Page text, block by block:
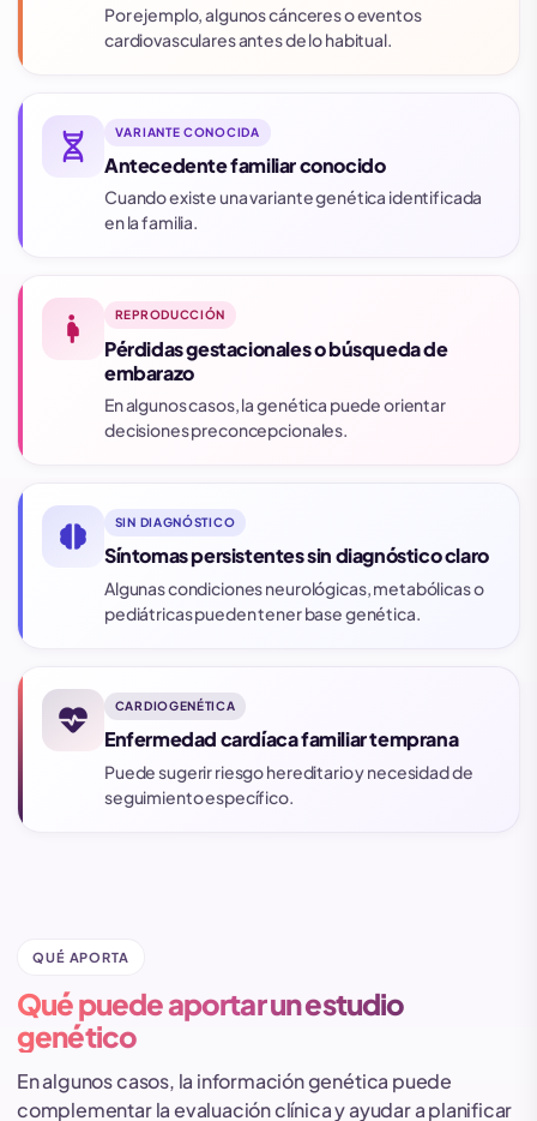
Por ejemplo, algunos cánceres o eventos
cardiovasculares antes de lo habitual.
genetics VARIANTE CONOCIDA
Antecedente familiar conocido
Cuando existe una variante genética identificada
en la familia.
pregnancy REPRODUCCIÓN
Pérdidas gestacionales o búsqueda de
embarazo
En algunos casos, la genética puede orientar
decisiones preconcepcionales.
neurology SIN DIAGNÓSTICO
Síntomas persistentes sin diagnóstico claro
Algunas condiciones neurológicas, metabólicas o
pediátricas pueden tener base genética.
ecg_heart CARDIOGENÉTICA
Enfermedad cardíaca familiar temprana
Puede sugerir riesgo hereditario y necesidad de
seguimiento específico.
QUÉ APORTA
Qué puede aportar un estudio
genético
En algunos casos, la información genética puede
complementar la evaluación clínica y ayudar a planificar